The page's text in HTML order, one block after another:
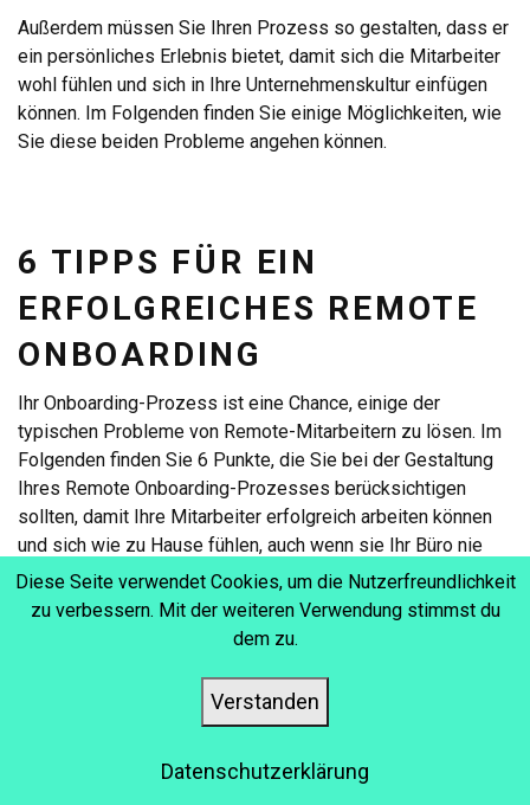
Außerdem müssen Sie Ihren Prozess so gestalten, dass er
ein persönliches Erlebnis bietet, damit sich die Mitarbeiter
wohl fühlen und sich in Ihre Unternehmenskultur einfügen
können. Im Folgenden finden Sie einige Möglichkeiten, wie
Sie diese beiden Probleme angehen können.
6 TIPPS FÜR EIN
ERFOLGREICHES REMOTE
ONBOARDING
Ihr Onboarding-Prozess ist eine Chance, einige der
typischen Probleme von Remote-Mitarbeitern zu lösen. Im
Folgenden finden Sie 6 Punkte, die Sie bei der Gestaltung
Ihres Remote Onboarding-Prozesses berücksichtigen
sollten, damit Ihre Mitarbeiter erfolgreich arbeiten können
und sich wie zu Hause fühlen, auch wenn sie Ihr Büro nie
betreten haben.
1. STELLEN SIE IM
VORFELD EINEN KLAREN
PLAN AUF
Diese Seite verwendet Cookies, um die Nutzerfreundlichkeit
zu verbessern. Mit der weiteren Verwendung stimmst du
dem zu.
Verstanden
Datenschutzerklärung